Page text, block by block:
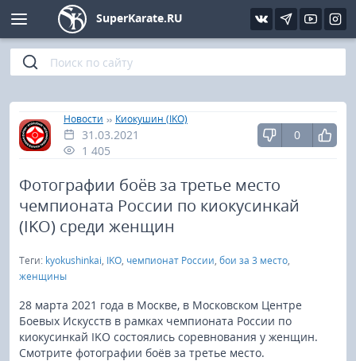
SuperKarate.RU
Главная
»
Новости » Киокушин (IKO)
31.03.2021
1 405
0
Фотографии боёв за третье место
чемпионата России по киокусинкай
(IKO) среди женщин
Теги: kyokushinkai, IKO, чемпионат России, бои за 3 место,
женщины
28 марта 2021 года в Москве, в Московском Центре
Боевых Искусств в рамках чемпионата России по
киокусинкай IKO состоялись соревнования у женщин.
Смотрите фотографии боёв за третье место.
Киокушинкай
Кёкусин (IFK)
Шинкиокушинкай
Кекусин-кан
Кикбоксинг и K-1
Бокс
UFC и MMA
Муай тай
Фото
Видео
Интервью
Статьи
Уроки каратэ
Файлы
Библиотека